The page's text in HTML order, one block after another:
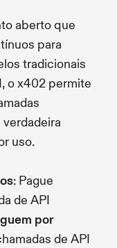
aberto que
para
tradicionais
o x402 permite
uso.
: Pague
de API
por
de API